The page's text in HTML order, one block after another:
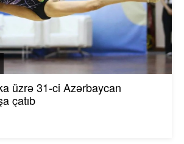
üzrə 31-ci Azərbaycan
çatıb